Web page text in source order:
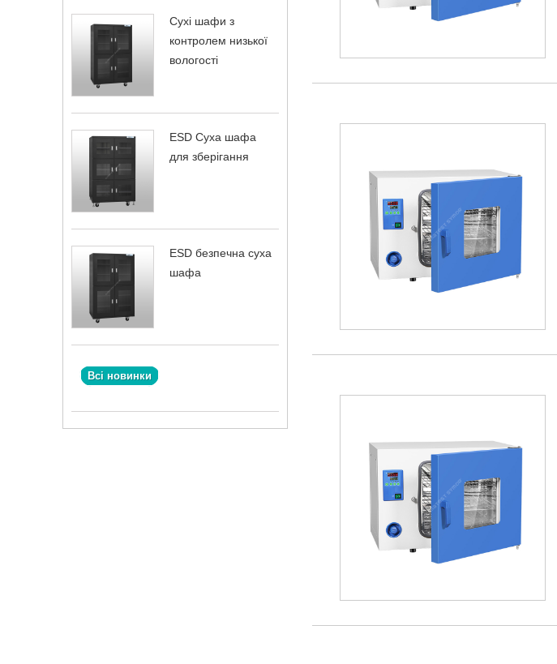
Сухі шафи з
контролем низької
вологості
ESD Суха шафа
для зберігання
ESD безпечна суха
шафа
Всі новинки